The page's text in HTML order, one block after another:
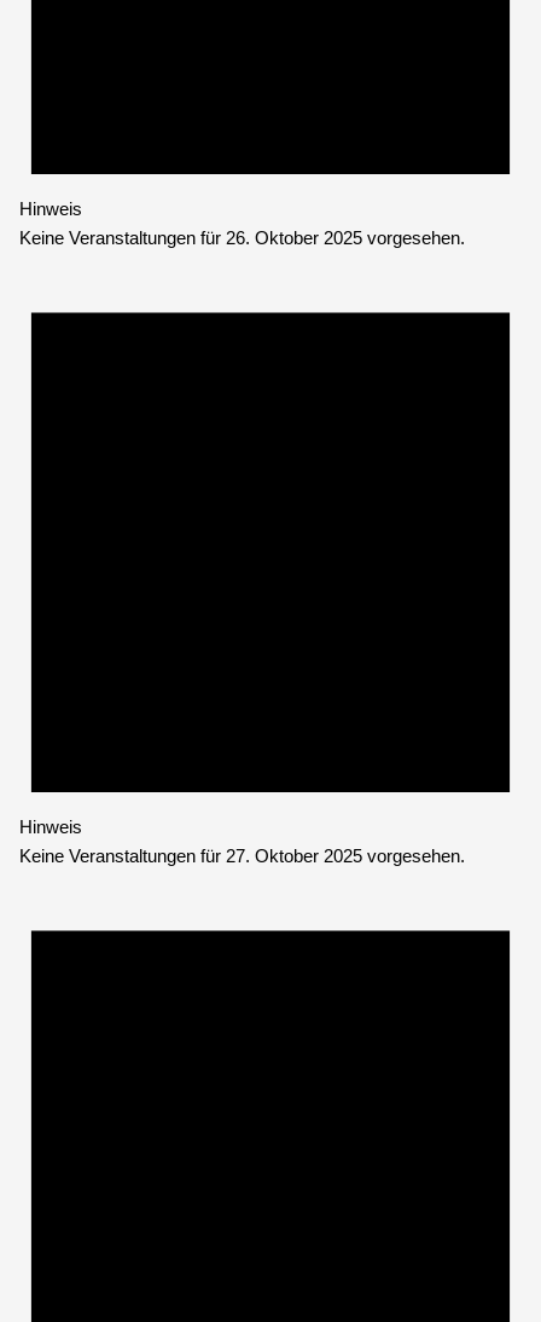
Hinweis
Keine Veranstaltungen für 26. Oktober 2025 vorgesehen.
Hinweis
Keine Veranstaltungen für 27. Oktober 2025 vorgesehen.